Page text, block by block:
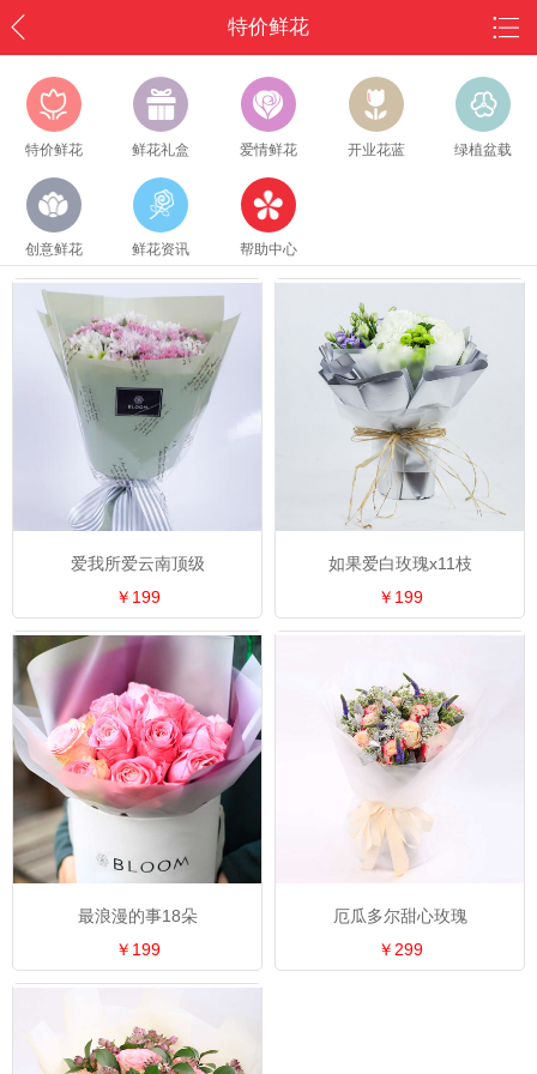
特价鲜花
特价鲜花 鲜花礼盒 爱情鲜花 开业花蓝 绿植盆载
创意鲜花 鲜花资讯 帮助中心
爱我所爱云南顶级
￥199
如果爱白玫瑰x11枝
￥199
最浪漫的事18朵
￥199
厄瓜多尔甜心玫瑰
￥299